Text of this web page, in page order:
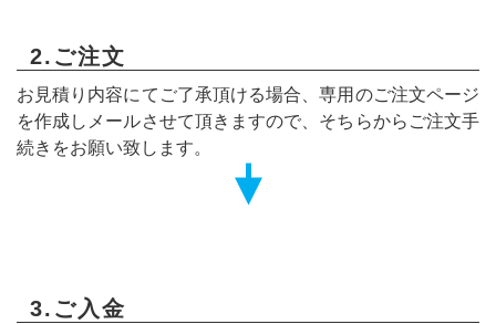
2.ご注文
お見積り内容にてご了承頂ける場合、専用のご注文ページ
を作成しメールさせて頂きますので、そちらからご注文手
続きをお願い致します。
3.ご入金